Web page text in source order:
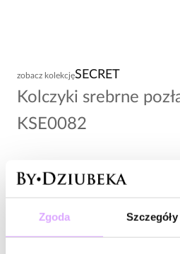
Zgoda Szczegóły
zobacz kolekcjęSECRET
Kolczyki srebrne
KSE0082
229,00 zł
Wysyłka w 1 dzień roboczy
Zapytaj o produkt